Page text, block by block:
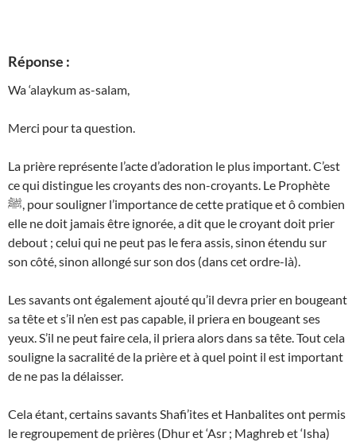
Réponse :
Wa ‘alaykum as-salam,
Merci pour ta question.
La prière représente l’acte d’adoration le plus important. C’est
ce qui distingue les croyants des non-croyants. Le Prophète
ﷺ, pour souligner l’importance de cette pratique et ô combien
elle ne doit jamais être ignorée, a dit que le croyant doit prier
debout ; celui qui ne peut pas le fera assis, sinon étendu sur
son côté, sinon allongé sur son dos (dans cet ordre-là).
Les savants ont également ajouté qu’il devra prier en bougeant
sa tête et s’il n’en est pas capable, il priera en bougeant ses
yeux. S’il ne peut faire cela, il priera alors dans sa tête. Tout cela
souligne la sacralité de la prière et à quel point il est important
de ne pas la délaisser.
Cela étant, certains savants Shafi’ites et Hanbalites ont permis
le regroupement de prières (Dhur et ‘Asr ; Maghreb et ‘Isha)